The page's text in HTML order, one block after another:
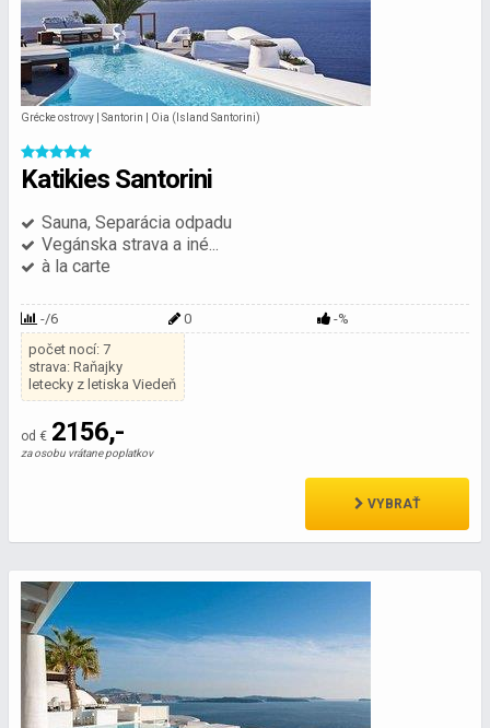
Grécke ostrovy | Santorin | Oia (Island Santorini)
Katikies Santorini
Sauna, Separácia odpadu
Vegánska strava a iné...
à la carte
-/6 0
-%
počet nocí: 7
strava: Raňajky
letecky z letiska Viedeň
od € 2156,-
za osobu vrátane poplatkov
VYBRAŤ